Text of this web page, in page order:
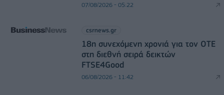
07/08/2026 - 05:22
csrnews.gr
18η συνεχόμενη χρονιά για τον ΟΤΕ
στη διεθνή σειρά δεικτών
FTSE4Good
06/08/2026 - 11:42